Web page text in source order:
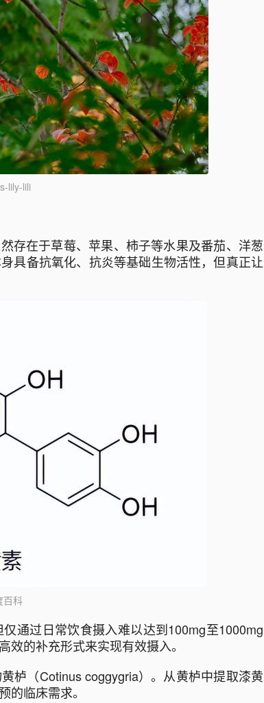
lily-lili
存在于草莓、苹果、柿子等水果及番茄、洋葱
具备抗氧化、抗炎等基础生物活性，但真正让
百科
通过日常饮食摄入难以达到100mg至1000mg
的补充形式来实现有效摄入。
栌（Cotinus coggygria）。从黄栌中提取漆黄
的临床需求。